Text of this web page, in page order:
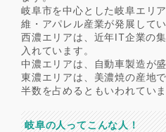
岐阜市を中心とした岐阜エリ
維・アパレル産業が発展してい
西濃エリアは、近年IT企業の
入れています。
中濃エリアは、自動車製造が盛
東濃エリアは、美濃焼の産地
半数を占めるともいわれていま
岐阜の人ってこんな人！